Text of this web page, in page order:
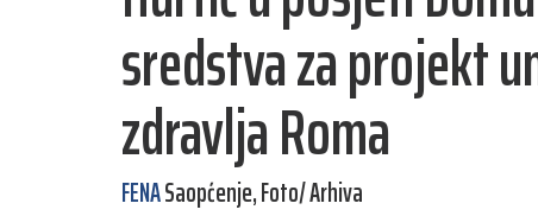
sredstva za projekt
zdravlja Roma
FENASaopćenje, Foto/ Arhiva